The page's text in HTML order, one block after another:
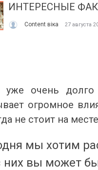
ИНТЕРЕСНЫЕ
Content віка 27 августа
уже очень
огромное
не стоит на
мы хотим
них вы может